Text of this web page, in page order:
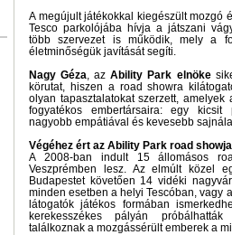
A megújult játékokkal kiegészült mozgó
Tesco parkolójába hívja a játszani
több szervezet is működik, mely a
életminőségük javítását segíti.
Nagy Géza, azAbility Park elnöke
körutat, hiszen a road showra
olyan tapasztalatokat szerzett,
fogyatékos embertársaira: egy kicsit
nagyobb empátiával és kevesebb
Végéhez ért az Ability Park road showja
A 2008-ban indult 15 állomásos
Veszprémben lesz. Az elmúlt közel
Budapestet követően 14 vidéki
minden esetben a helyi Tescóban, vagy
látogatók játékos formában
kerekesszékes pályán
találkoznak a mozgássérült emberek a